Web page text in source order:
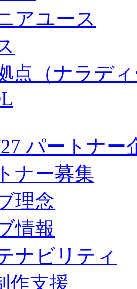
アユース
点（ナラデ
パートナー
ナー募集
理念
情報
ナビリティ
作支援